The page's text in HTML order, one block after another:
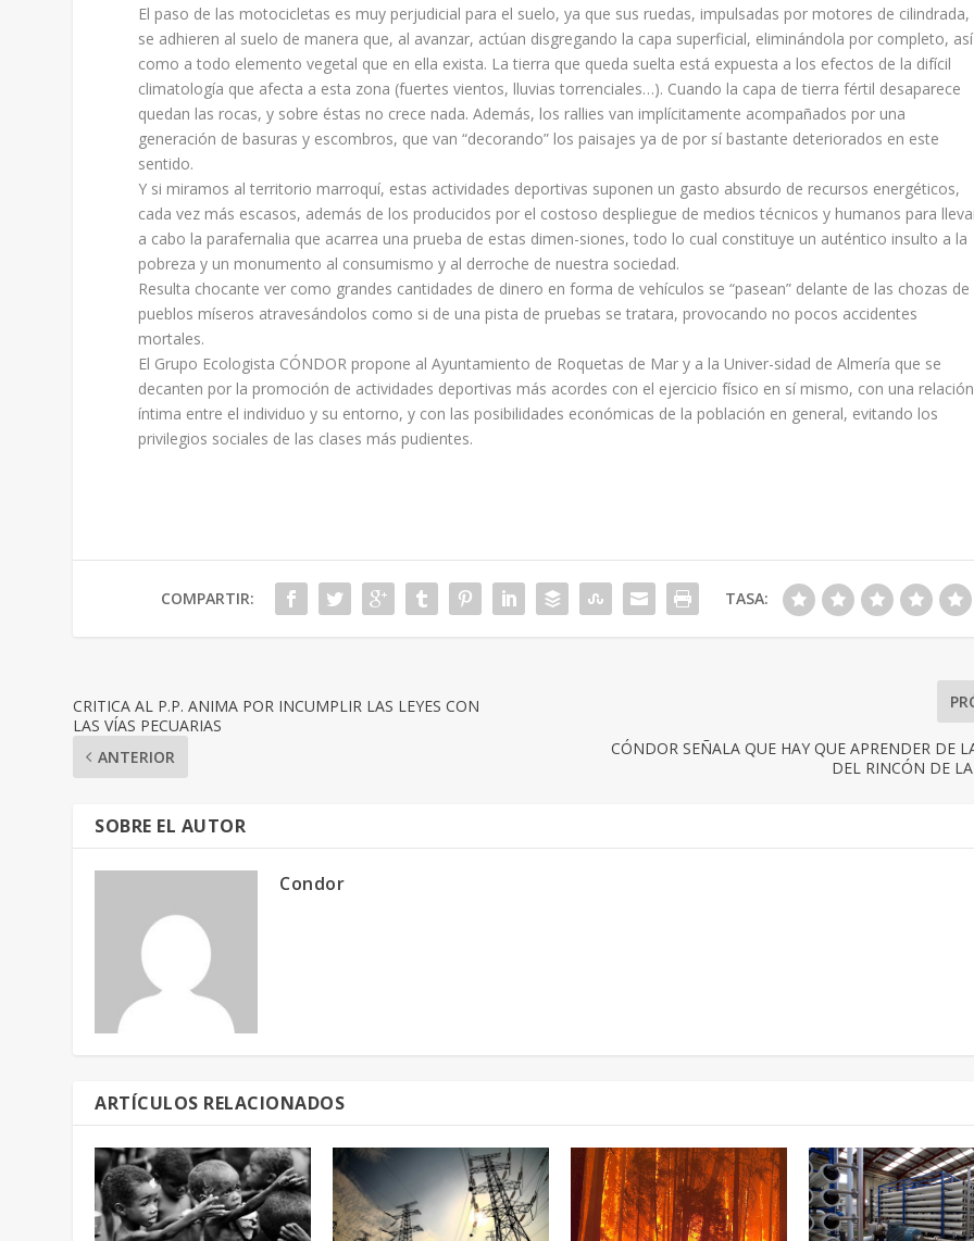
El paso de las motocicletas es muy perjudicial para el suelo, ya que sus ruedas, impulsadas por motores de cilindrada,
se adhieren al suelo de manera que, al avanzar, actúan disgregando la capa superficial, eliminándola por completo, así
como a todo elemento vegetal que en ella exista. La tierra que queda suelta está expuesta a los efectos de la difícil
climatología que afecta a esta zona (fuertes vientos, lluvias torrenciales…). Cuando la capa de tierra fértil desaparece
quedan las rocas, y sobre éstas no crece nada. Además, los rallies van implícitamente acompañados por una
generación de basuras y escombros, que van “decorando” los paisajes ya de por sí bastante deteriorados en este
sentido.
Y si miramos al territorio marroquí, estas actividades deportivas suponen un gasto absurdo de recursos energéticos,
cada vez más escasos, además de los producidos por el costoso despliegue de medios técnicos y humanos para
a cabo la parafernalia que acarrea una prueba de estas dimen-siones, todo lo cual constituye un auténtico insulto a la
pobreza y un monumento al consumismo y al derroche de nuestra sociedad.
Resulta chocante ver como grandes cantidades de dinero en forma de vehículos se “pasean” delante de las chozas de
pueblos míseros atravesándolos como si de una pista de pruebas se tratara, provocando no pocos accidentes
mortales.
El Grupo Ecologista CÓNDOR propone al Ayuntamiento de Roquetas de Mar y a la Univer-sidad de Almería que se
decanten por la promoción de actividades deportivas más acordes con el ejercicio físico en sí mismo, con una relación
íntima entre el individuo y su entorno, y con las posibilidades económicas de la población en general, evitando los
privilegios sociales de las clases más pudientes.
COMPARTIR: TASA:
CRITICA AL P.P. ANIMA POR INCUMPLIR LAS LEYES CON
LAS VÍAS PECUARIAS
ANTERIOR
CÓNDOR SEÑALA QUE HAY QUE APRENDER DE
DEL RINCÓN DE
SOBRE EL AUTOR
Condor
ARTÍCULOS RELACIONADOS